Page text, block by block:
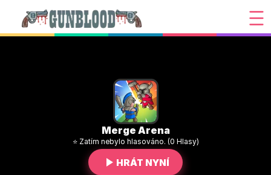
Merge Arena
⭐ Zatím nebylo hlasováno. (0 Hlasy)
HRÁT NYNÍ